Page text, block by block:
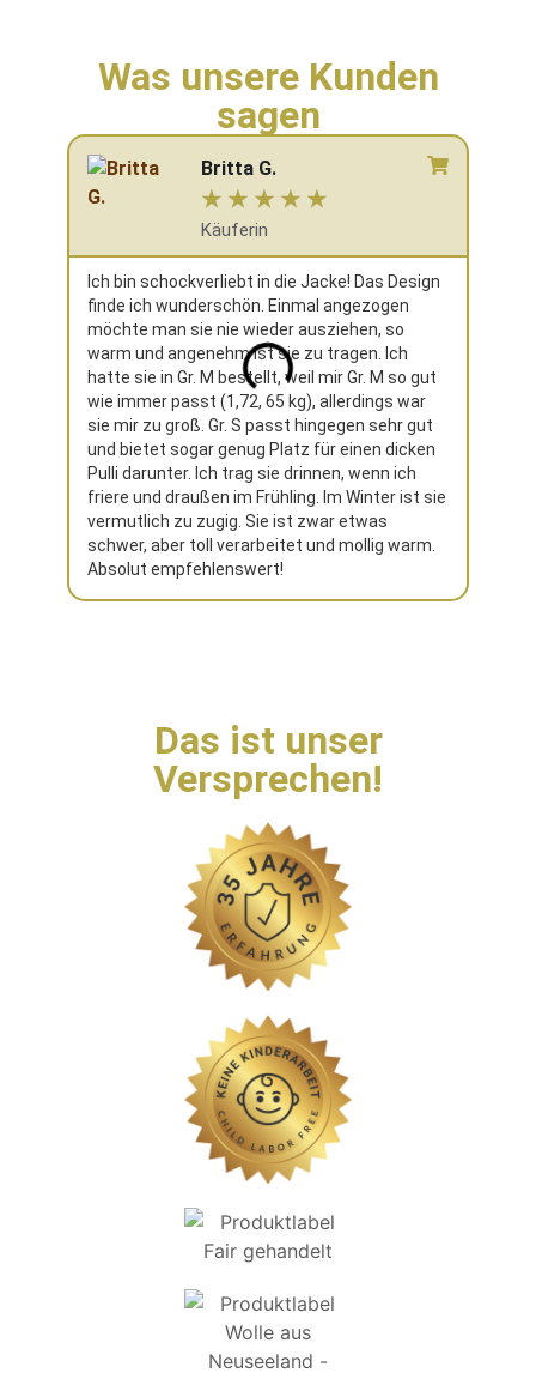
Was unsere Kunden
sagen
Britta G.
☆ ☆ ☆ ☆ ☆
Käuferin
Ich bin schockverliebt in die Jacke! Das Design
finde ich wunderschön. Einmal angezogen
möchte man sie nie wieder ausziehen, so
warm und angenehm ist sie zu tragen. Ich
hatte sie in Gr. M bestellt, weil mir Gr. M so gut
wie immer passt (1,72, 65 kg), allerdings war
sie mir zu groß. Gr. S passt hingegen sehr gut
und bietet sogar genug Platz für einen dicken
Pulli darunter. Ich trag sie drinnen, wenn ich
friere und draußen im Frühling. Im Winter ist sie
vermutlich zu zugig. Sie ist zwar etwas
schwer, aber toll verarbeitet und mollig warm.
Absolut empfehlenswert!
Das ist unser
Versprechen!